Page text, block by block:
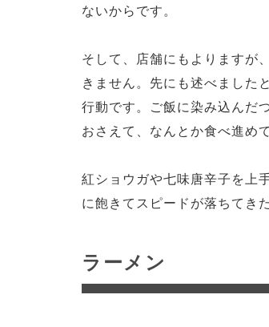
ないからです。
そして、店舗にもよりますが
きません。先にも述べました
行動です。ご飯に染み込んだ
おさえて、なんとか食べ進め
紅ショウガや七味唐辛子を上
に飽きてスピードが落ちてき
ラーメン